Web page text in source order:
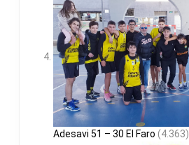
Adesavi 51 – 30 El Faro (4.363)